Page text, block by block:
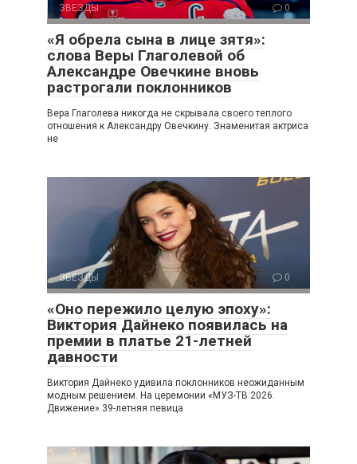
ЗВЕЗДЫ 0
«Я обрела сына в лице зятя»:
слова Веры Глаголевой об
Александре Овечкине вновь
растрогали поклонников
Вера Глаголева никогда не скрывала своего теплого
отношения к Александру Овечкину. Знаменитая актриса
не
ЗВЕЗДЫ 0
«Оно пережило целую эпоху»:
Виктория Дайнеко появилась на
премии в платье 21-летней
давности
Виктория Дайнеко удивила поклонников неожиданным
модным решением. На церемонии «МУЗ-ТВ 2026.
Движение» 39-летняя певица